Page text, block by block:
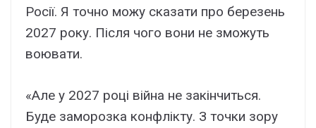
Росії. Я точно можу сказати про березень
2027 року. Після чого вони не зможуть
воювати.
«Але у 2027 році війна не закінчиться.
Буде заморозка конфлікту. З точки зору